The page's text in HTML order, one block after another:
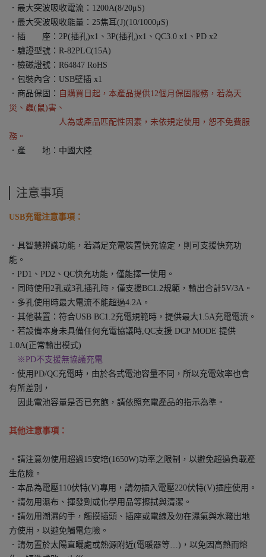
．最大突波吸收電流：1200A(8/20μS)
．最大突波吸收能量：25焦耳(J)(10/1000μS)
．插 座：2P(插孔)x1、3P(插孔)x1、QC3.0 x1、PD x2
．驗證型號：R-82PLC(15A)
．檢磁證號：R64847 RoHS
．包裝內含：USB壁插 x1
．商品保固： 自購買日起，本產品提供12個月保固服務，若為天
災、蟲(鼠)害、
人為或產品匹配性因素，未依規定使用，恕不免費服
務。
．產 地：中國大陸
注意事項
USB充電注意事項：
．具智慧辨識功能，若滿足充電裝置快充協定，則可支援快充功
能。
．PD1、PD2、QC快充功能，僅能擇一使用。
．同時使用2孔或3孔插孔時，僅支援BC1.2規範，輸出合計5V/3A。
．多孔使用時最大電流不能超過4.2A。
．其他裝置：符合USB BC1.2充電規範時，提供最大1.5A充電電流。
．若設備本身未具備任何充電協議時,QC支援 DCP MODE 提供
1.0A(正常輸出模式)
※PD不支援無協議充電
．使用PD/QC充電時，由於各式電池容量不同，所以充電效率也會
有所差別，
因此電池容量是否已充飽，請依照充電產品的指示為準。
其他注意事項：
．請注意勿使用超過15安培(1650W)功率之限制，以避免超過負載產
生危險。
．本品為電壓110伏特(V)專用，請勿插入電壓220伏特(V)插座使用。
．請勿用濕布、揮發劑或化學用品等擦拭與清潔。
．請勿用潮濕的手，觸摸插頭、插座或電線及勿在濕氣與水濺出地
方使用，以避免觸電危險。
．請勿置於太陽直曬處或熱源附近(電暖器等…)，以免因高熱而熔